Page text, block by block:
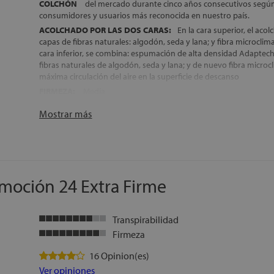
COLCHÓN
del mercado durante cinco años consecutivos
consumidores y usuarios más reconocida en nuestro país.
ACOLCHADO POR LAS DOS CARAS:
En la cara superior, el
capas de fibras naturales: algodón, seda y lana; y fibra
cara inferior, se combina: espumación de alta densidad
fibras naturales de algodón, seda y lana; y de nuevo fibra
máxima circulación del aire en la superficie de descanso
considerado el mejor látex del mundo, y 12 cm de Látex Dunlop
colchón es ideal para su colocación sobre camas articuladas
TRANSPORTE, MONTAJE Y RETIRADA DEL ANTIGUO
Mostrar más
24 Extra Firme
Transpirabilidad
Firmeza
16 Opinion(es)
Ver opiniones